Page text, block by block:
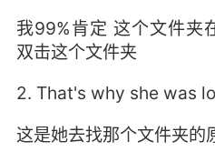
我99%肯定 这个文件夹
双击这个文件夹
2. That's why she was
这是她去找那个文件夹的